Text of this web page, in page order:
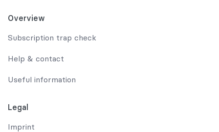
Overview
Subscription trap check
Help & contact
Useful information
Legal
Imprint